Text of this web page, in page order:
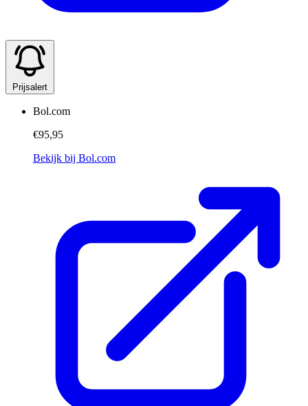
Prijsalert
Bol.com
€95,95
Bekijk bij Bol.com